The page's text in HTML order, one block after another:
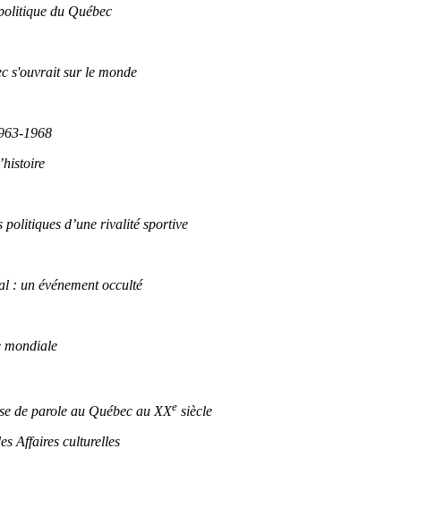
du Québec
s'ouvrait sur le monde
1968
politiques d’une rivalité sportive
: un événement occulté
mondiale
de parole au Québec au XXe siècle
Affaires culturelles